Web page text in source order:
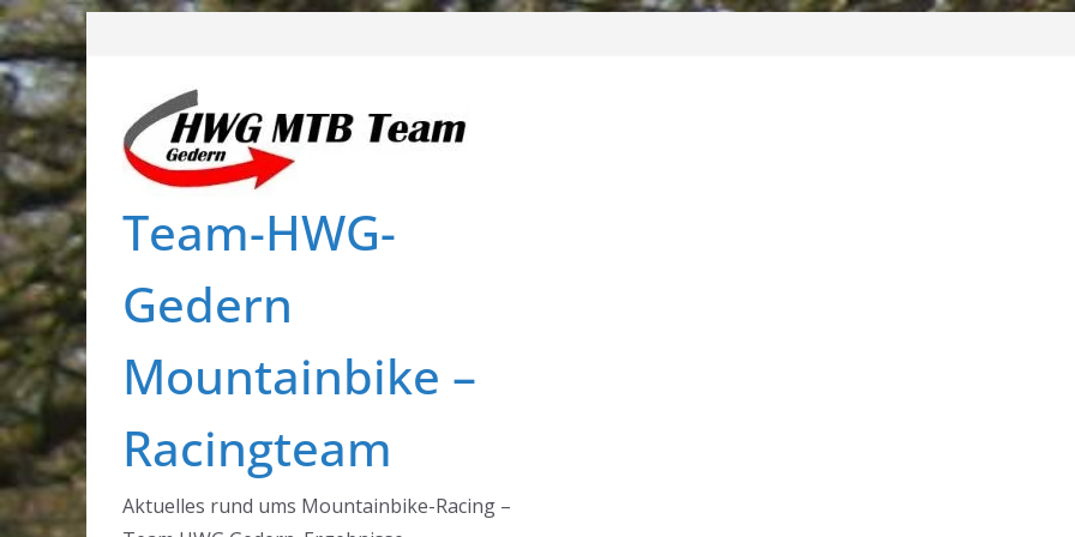
Inhalt
springen
Team-HWG-
Gedern
Mountainbike –
Racingteam
Aktuelles rund ums Mountainbike-Racing –